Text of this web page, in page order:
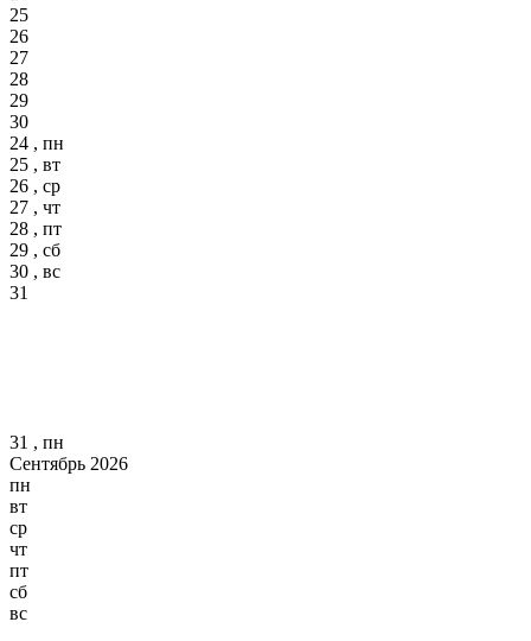
25
26
27
28
29
30
24 , пн
25 , вт
26 , ср
27 , чт
28 , пт
29 , сб
30 , вс
31
31 , пн
Сентябрь 2026
пн
вт
ср
чт
пт
сб
вс